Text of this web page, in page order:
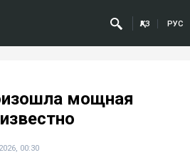
ҚАЗ РУС
мощная
00:30